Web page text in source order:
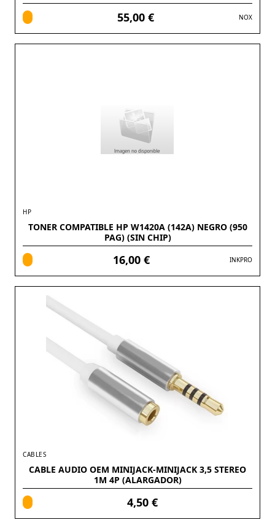
55,00 € NOX
HP
TONER COMPATIBLE HP W1420A (142A) NEGRO (950
PAG) (SIN CHIP)
16,00 € INKPRO
CABLES
CABLE AUDIO OEM MINIJACK-MINIJACK 3,5 STEREO
1M 4P (ALARGADOR)
4,50 €